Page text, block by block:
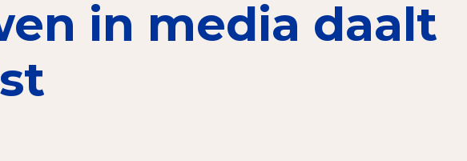
de Geef Gerust Checklist
in media daalt